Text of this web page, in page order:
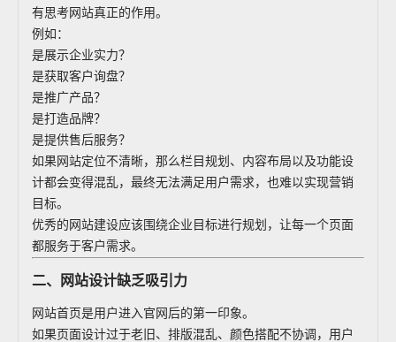
有思考网站真正的作用。
例如：
是展示企业实力？
是获取客户询盘？
是推广产品？
是打造品牌？
是提供售后服务？
如果网站定位不清晰，那么栏目规划、内容布局以及功能设
计都会变得混乱，最终无法满足用户需求，也难以实现营销
目标。
优秀的网站建设应该围绕企业目标进行规划，让每一个页面
都服务于客户需求。
二、网站设计缺乏吸引力
网站首页是用户进入官网后的第一印象。
如果页面设计过于老旧、排版混乱、颜色搭配不协调，用户